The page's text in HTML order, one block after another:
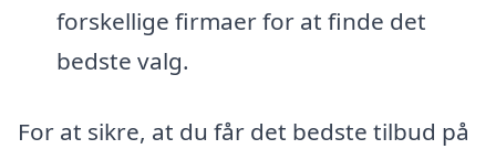
forskellige firmaer for at finde det
bedste valg.
For at sikre, at du får det bedste tilbud på